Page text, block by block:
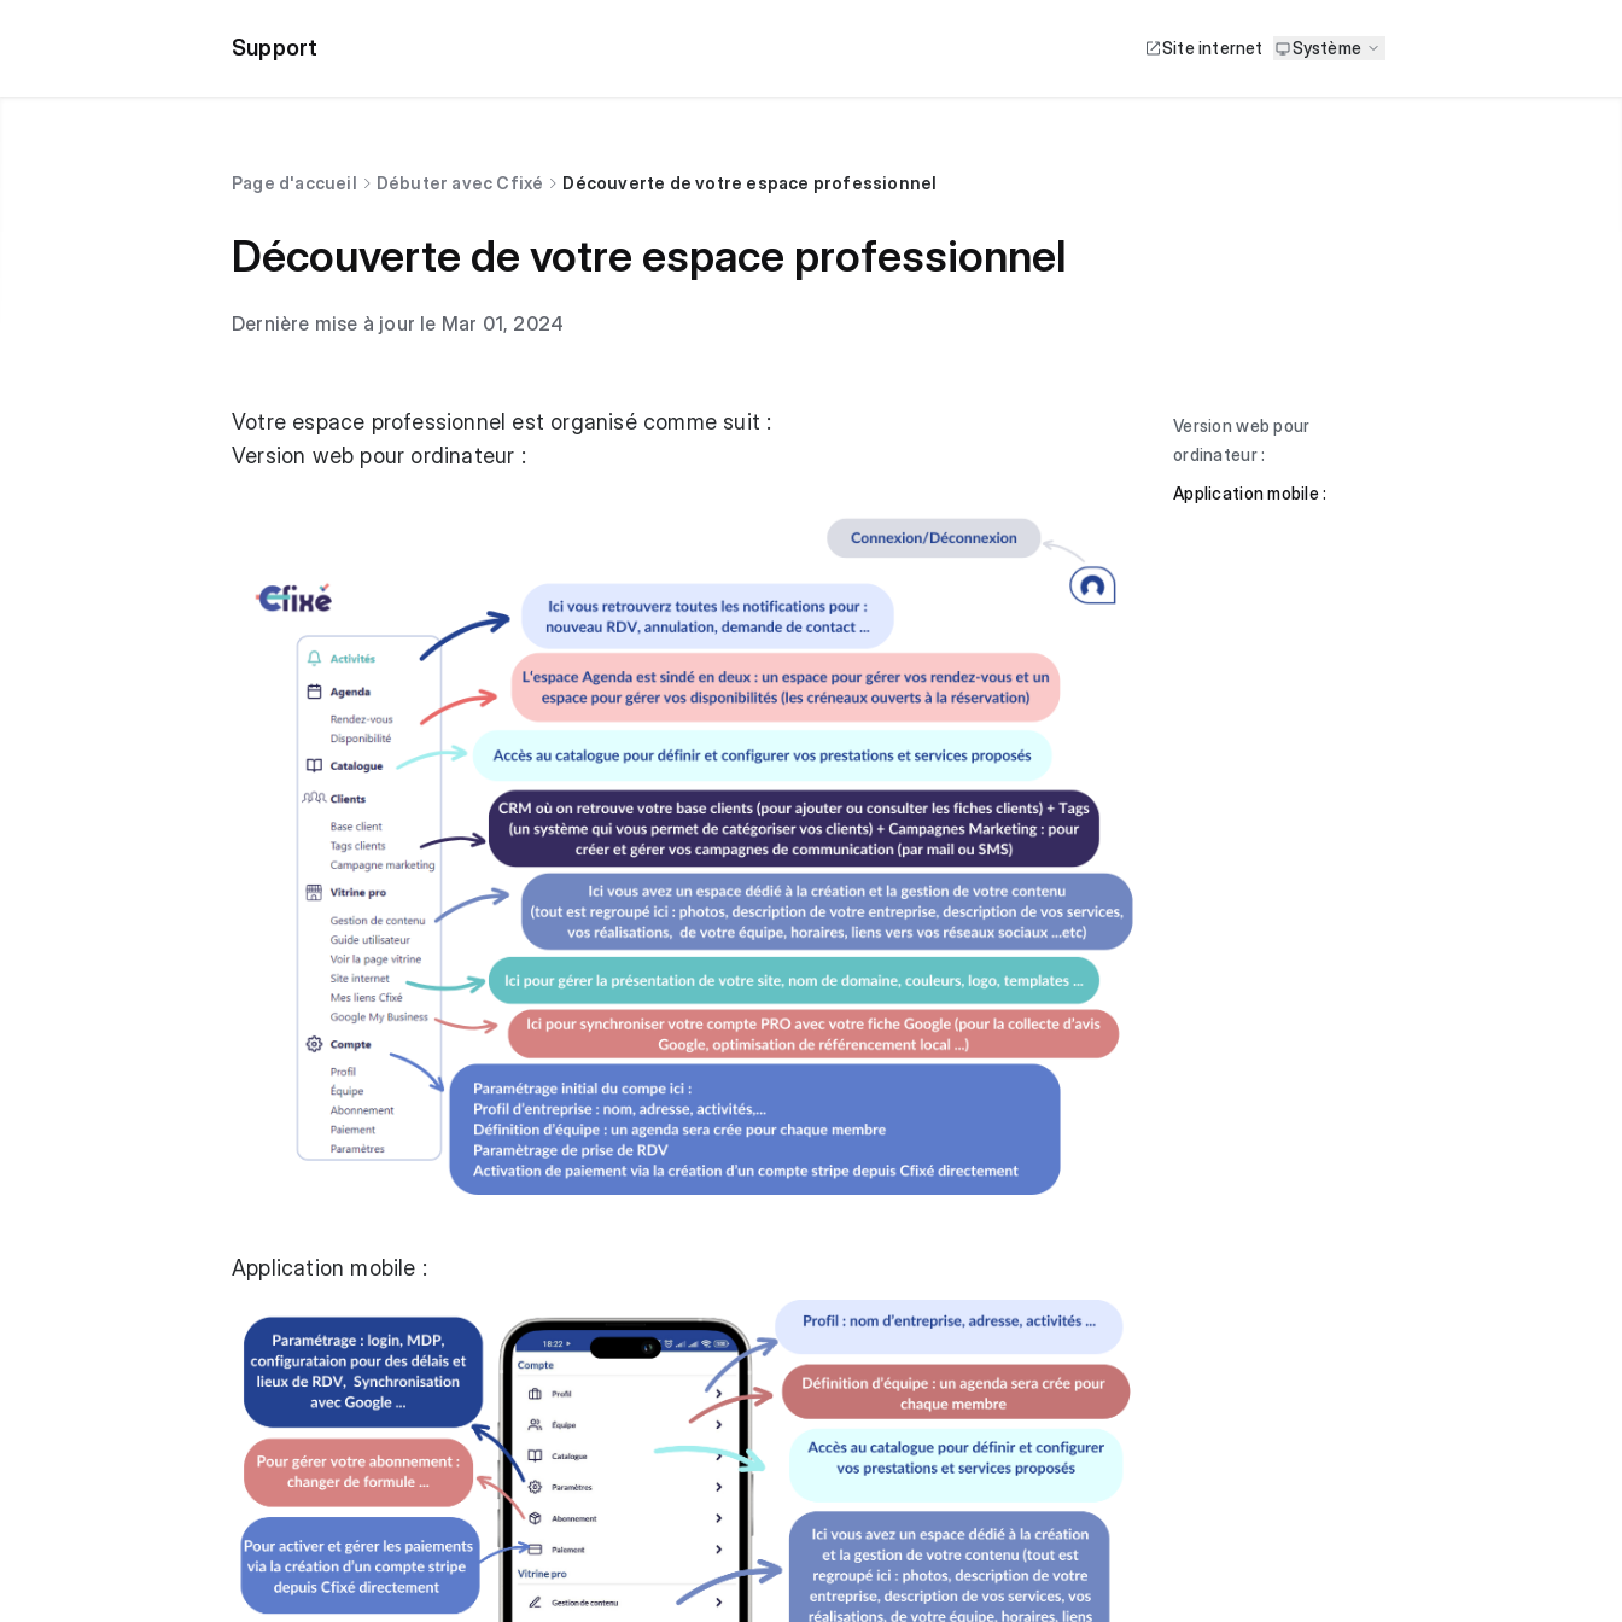
Support Site internet Système
Page d'accueil Débuter avec Cfixé Découverte de votre espace professionnel
Découverte de votre espace professionnel
Dernière mise à jour le Mar 01, 2024
Votre espace professionnel est organisé comme suit :
Version web pour ordinateur :
Application mobile :
Version web pour
ordinateur :
Application mobile :